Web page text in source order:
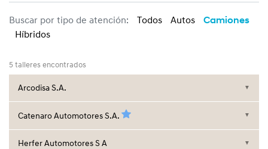
Buscar por tipo de atención: Todos Autos
Camiones
Híbridos
5 talleres encontrados
Arcodisa S.A. ▼
Catenaro Automotores S.A. ▼
Herfer Automotores S A ▼